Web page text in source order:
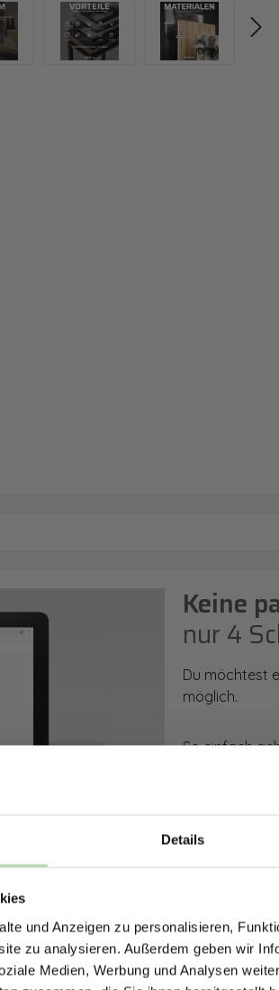
Details
und Anzeigen zu personalisieren,
zu analysieren. Außerdem geben wir
Medien, Werbung und Analysen
Keine
nur 4
Du möchtest
möglich.
So einfach
Rückwand.
Mithilfe
dargestellt.
Zum
Jetzt zum